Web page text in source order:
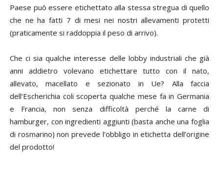
Paese può essere etichettato alla stessa stregua di quello
che ne ha fatti 7 di mesi nei nostri allevamenti protetti
(praticamente si raddoppia il peso di arrivo).
Che ci sia qualche interesse delle lobby industriali che già
anni addietro volevano etichettare tutto con il nato,
allevato, macellato e sezionato in Ue? Alla faccia
dell’Escherichia coli scoperta qualche mese fa in Germania
e Francia, non senza difficoltà perché la carne di
hamburger, con ingredienti aggiunti (basta anche una foglia
di rosmarino) non prevede l’obbligo in etichetta dell’origine
del prodotto!